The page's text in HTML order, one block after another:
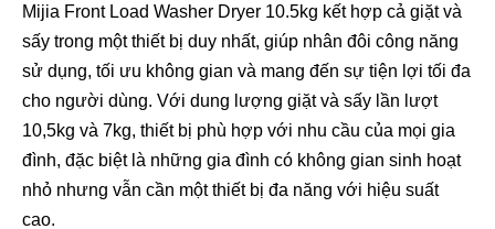
Mijia Front Load Washer Dryer 10.5kg kết hợp cả giặt và
sấy trong một thiết bị duy nhất, giúp nhân đôi công năng
sử dụng, tối ưu không gian và mang đến sự tiện lợi tối đa
cho người dùng. Với dung lượng giặt và sấy lần lượt
10,5kg và 7kg, thiết bị phù hợp với nhu cầu của mọi gia
đình, đặc biệt là những gia đình có không gian sinh hoạt
nhỏ nhưng vẫn cần một thiết bị đa năng với hiệu suất
cao.